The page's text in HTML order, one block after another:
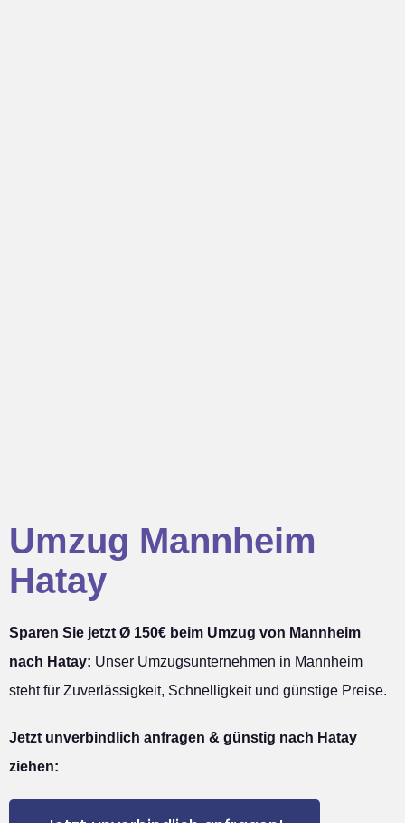
Umzug Mannheim
Hatay
Sparen Sie jetzt Ø 150€ beim Umzug von Mannheim
nach Hatay: Unser Umzugsunternehmen in Mannheim
steht für Zuverlässigkeit, Schnelligkeit und günstige Preise.
Jetzt unverbindlich anfragen & günstig nach Hatay
ziehen: